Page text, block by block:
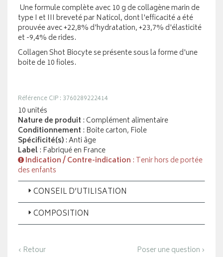
Une formule complète avec 10 g de collagène marin de
type I et III breveté par Naticol, dont l'efficacité a été
prouvée avec +22,8% d'hydratation, +23,7% d'élasticité
et -9,4% de rides.
Collagen Shot Biocyte se présente sous la forme d'une
boite de 10 fioles.
Référence CIP : 3760289222414
10 unités
Nature de produit : Complément alimentaire
Conditionnement : Boite carton, Fiole
Spécificité(s): Anti âge
Label: Fabriqué en France
Indication / Contre-indication : Tenir hors de portée
des enfants
CONSEIL D’UTILISATION
COMPOSITION
‹ Retour Poser une question ›